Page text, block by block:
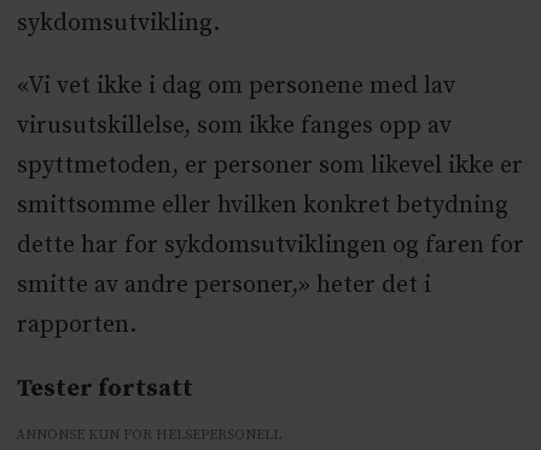
sykdomsutvikling.
«Vi vet ikke i dag om personene med lav
virusutskillelse, som ikke fanges opp av
spyttmetoden, er personer som likevel ikke er
smittsomme eller hvilken konkret betydning
dette har for sykdomsutviklingen og faren for
smitte av andre personer,» heter det i
rapporten.
Tester fortsatt
ANNONSE KUN FOR HELSEPERSONELL